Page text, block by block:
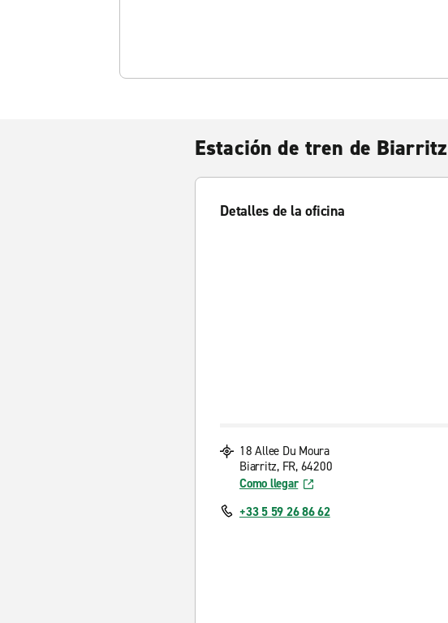
Estación de tren de Biarritz
Detalles de la oficina
18 Allee Du Moura
Biarritz, FR, 64200
Como llegar
+33 5 59 26 86 62